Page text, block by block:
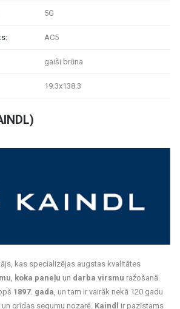
kas specializējas augstas kvalitātes
, koka paneļu un darba virsmu ražošanā.
1897. gada, un tam ir vairāk nekā 120 gadu
grīdas segumu nozarē. Kaindl
ir pazīstams
5G
AC5
gaiši brūna
19.3x138.3